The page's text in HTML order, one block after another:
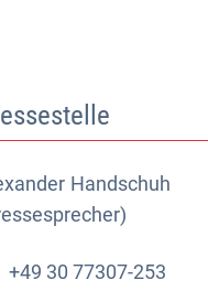
Handschuh
Handschuh
+49 30 77307-253